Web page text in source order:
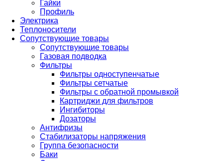
Гайки
Профиль
Электрика
Теплоносители
Сопутствующие товары
Сопутствующие товары
Газовая подводка
Фильтры
Фильтры одноступенчатые
Фильтры сетчатые
Фильтры с обратной промывкой
Картриджи для фильтров
Ингибиторы
Дозаторы
Антифризы
Стабилизаторы напряжения
Группа безопасности
Баки